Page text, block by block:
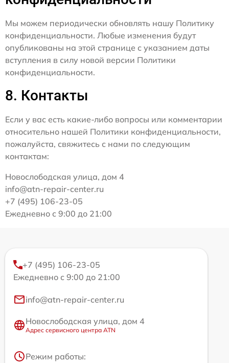
Мы можем периодически обновлять нашу Политику
конфиденциальности. Любые изменения будут
опубликованы на этой странице с указанием даты
вступления в силу новой версии Политики
конфиденциальности.
8. Контакты
Если у вас есть какие-либо вопросы или комментарии
относительно нашей Политики конфиденциальности,
пожалуйста, свяжитесь с нами по следующим
контактам:
Новослободская улица, дом 4
info@atn-repair-center.ru
+7 (495) 106-23-05
Ежедневно с 9:00 до 21:00
+7 (495) 106-23-05
Ежедневно с 9:00 до 21:00
info@atn-repair-center.ru
Новослободская улица, дом 4
Адрес сервисного центра ATN
Режим работы: